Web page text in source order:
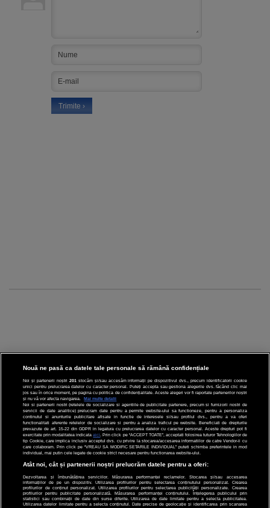
CINEMA
DIVERTISMENT
STIRI
TEHNOLOGIE
SPORT
JOBURI PRO
Nouă ne pasă ca datele tale personale să rămână confidențiale
Noi și partenerii noștri 201 stocăm și/sau accesăm informații pe dispozitivul dvs., precum identificatorii cookie
unici pentru prelucrarea datelor cu caracter personal. Puteți accepta sau gestiona alegerile dvs. făcând clic mai
jos sau în orice moment, pe pagina cu politica de confidențialitate. Aceste alegeri vor fi raportate partenerilor noștri
și nu vă vor afecta navigarea.
Mai multe detalii
Noi si partenerii nostri (retelele de socializare si agentiile de publicitate partenere, precum si furnizorii nostri de
servicii de date analitice) prelucram date pentru a permite website-ului sa functioneze, pentru a personaliza
continutul si anunturile publicitare afisate in functie de interesele si/sau profilul dvs., pentru a va oferi
functionalitati aferente retelelor de socializare si pentru a analiza traficul pe website. Beneficiati de drepturile
prevazute de art. 15-22 din GDPR in legatura cu prelucrarea datelor cu caracter personal. Aceste drepturi pot fi
exercitate prin modalitatea indicataaici . Prin click pe “ACCEPT TOATE”, acceptati folosirea tuturor Tehnologiilor de
tip Cookie, care implica inclusiv acceptul dvs. cu privire la stocarea/accesarea informatiilor de catre Vendor-ii cu
care colaboram. Prin click pe “VREAU SA MODIFIC SETARILE INDIVIDUAL” puteti schimba preferintele in mod
individual, mai putin cele legate de cookie strict necesare pentru functionarea website-ului.
Atât noi, cât și partenerii noștri prelucrăm datele pentru a oferi:
Dezvoltarea și îmbunătățirea serviciilor. Măsurarea performanței reclamelor. Stocarea și/sau accesarea
informațiilor de pe un dispozitiv. Utilizarea profilurilor pentru selectarea conținutului personalizat. Crearea
profilurilor de conținut personalizat. Utilizarea profilurilor pentru selectarea publicității personalizate. Crearea
profilurilor pentru publicitate personalizată. Măsurarea performanței conținutului. Înțelegerea publicului prin
statistici sau combinații de date din surse diferite. Utilizarea de date limitate pentru a selecta publicitatea.
Utilizarea datelor limitate pentru a selecta conținutul. Date precise de geolocație și identificarea prin scanarea